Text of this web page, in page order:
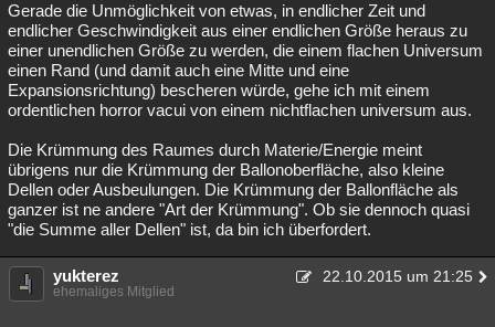
Gerade die Unmöglichkeit von etwas, in endlicher Zeit und
endlicher Geschwindigkeit aus einer endlichen Größe heraus zu
einer unendlichen Größe zu werden, die einem flachen Universum
einen Rand (und damit auch eine Mitte und eine
Expansionsrichtung) bescheren würde, gehe ich mit einem
ordentlichen horror vacui von einem nichtflachen universum aus.
Die Krümmung des Raumes durch Materie/Energie meint
übrigens nur die Krümmung der Ballonoberfläche, also kleine
Dellen oder Ausbeulungen. Die Krümmung der Ballonfläche als
ganzer ist ne andere "Art der Krümmung". Ob sie dennoch quasi
"die Summe aller Dellen" ist, da bin ich überfordert.
yukterez 22.10.2015 um 21:25
ehemaliges Mitglied